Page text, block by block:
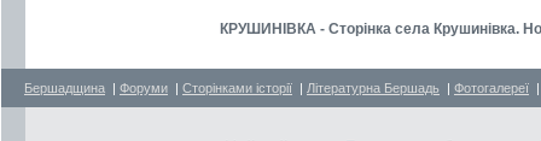
КРУШИНІВКА - Сторінка села Крушинівка.
Бершадщина | Форуми | Сторінками історії | Літературна Бершадь | Фотогалереї